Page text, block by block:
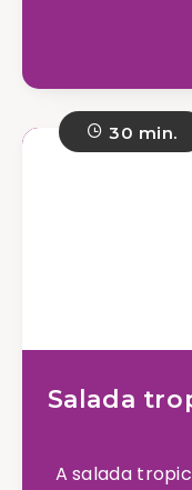
30 min.
Salada
A salada